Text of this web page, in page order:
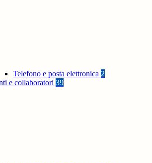
Telefono e posta elettronica 2
e collaboratori 39